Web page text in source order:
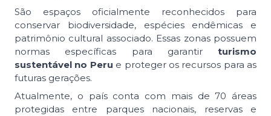
São espaços oficialmente reconhecidos para
conservar biodiversidade, espécies endêmicas e
patrimônio cultural associado. Essas zonas possuem
normas específicas para garantir turismo
sustentável no Peru e proteger os recursos para as
futuras gerações.
Atualmente, o país conta com mais de 70 áreas
protegidas entre parques nacionais, reservas e